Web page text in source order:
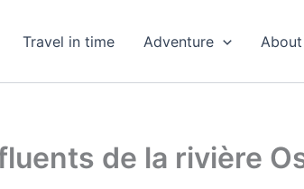
Travel in time Adventure
de la rivière